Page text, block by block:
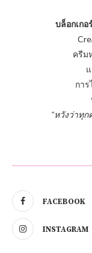
บล็อกเกอ
ครีม
กา
"หวังว่าทุ
FACEBOOK
INSTAGRAM